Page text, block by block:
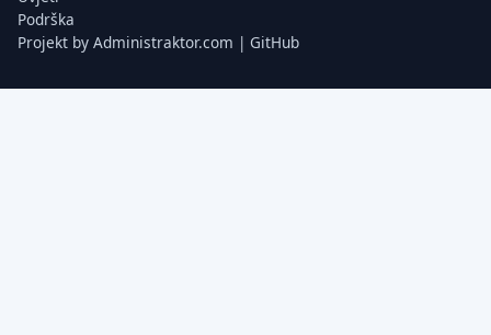
Podrška
Projekt by Administraktor.com | GitHub